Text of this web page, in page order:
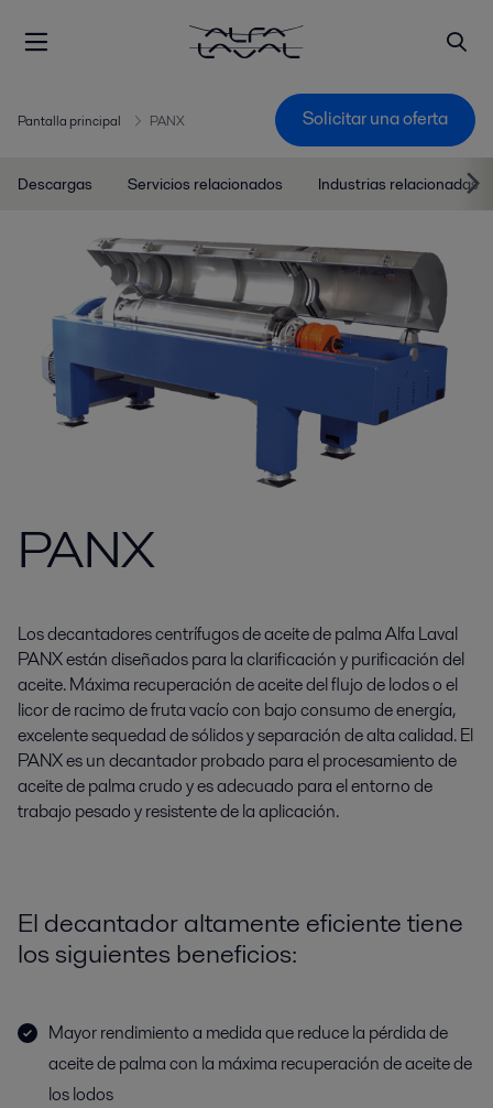
Pantalla principal PANX Solicitar una oferta
Descargas Servicios relacionados Industrias relacionadas
PANX
Los decantadores centrífugos de aceite de palma Alfa Laval
PANX están diseñados para la clarificación y purificación del
aceite. Máxima recuperación de aceite del flujo de lodos o el
licor de racimo de fruta vacío con bajo consumo de energía,
excelente sequedad de sólidos y separación de alta calidad. El
PANX es un decantador probado para el procesamiento de
aceite de palma crudo y es adecuado para el entorno de
trabajo pesado y resistente de la aplicación.
El decantador altamente eficiente tiene
los siguientes beneficios:
Mayor rendimiento a medida que reduce la pérdida de
aceite de palma con la máxima recuperación de aceite de
los lodos